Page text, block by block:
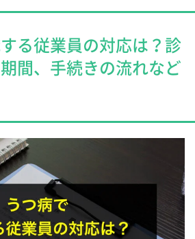
る従業員の対応は？診
間、手続きの流れなど